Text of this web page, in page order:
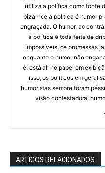
utiliza a política como fonte
bizarrice a política é humor
engraçada. O humor, ao
a política é toda feita de
impossíveis, de promessas
enquanto o humor não
é, está ali no papel em
isso, os políticos em geral
humoristas sempre foram
visão contestadora,
ARTIGOS RELACIONADOS